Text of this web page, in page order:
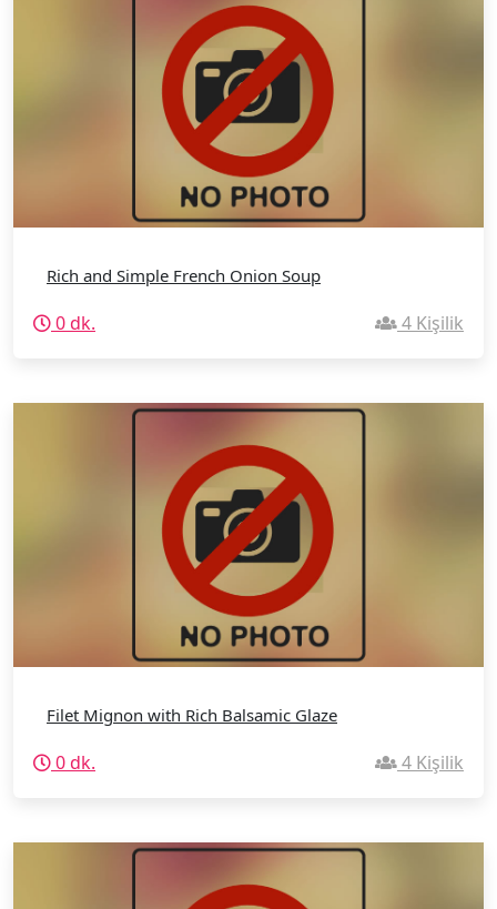
Rich and Simple French Onion Soup
0 dk. 4 Kişilik
Filet Mignon with Rich Balsamic Glaze
0 dk. 4 Kişilik